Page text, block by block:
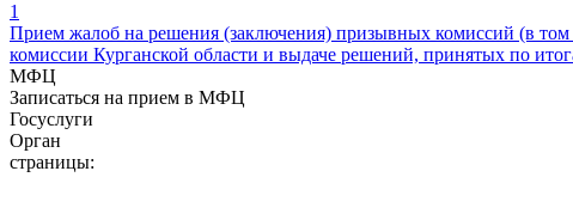
1
Прием жалоб на решения (заключения) призывных комиссий (в
комиссии Курганской области и выдаче решений, принятых по
МФЦ
Записаться на прием в МФЦ
Госуслуги
Орган
страницы: